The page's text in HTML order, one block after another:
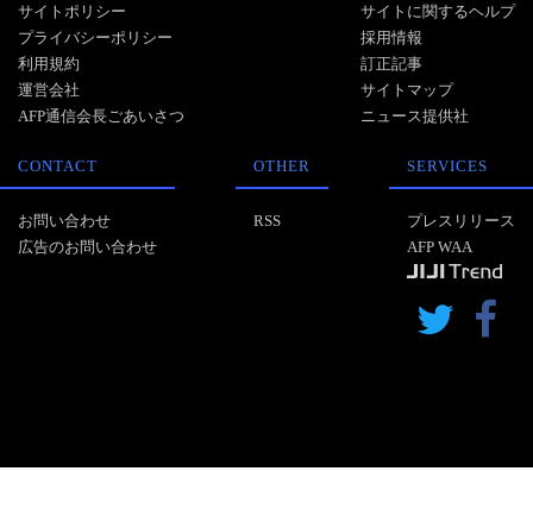
サイトポリシー
プライバシーポリシー
利用規約
運営会社
AFP通信会長ごあいさつ
サイトに関するヘルプ
採用情報
訂正記事
サイトマップ
ニュース提供社
CONTACT
お問い合わせ
広告のお問い合わせ
OTHER
RSS
SERVICES
プレスリリース
AFP WAA